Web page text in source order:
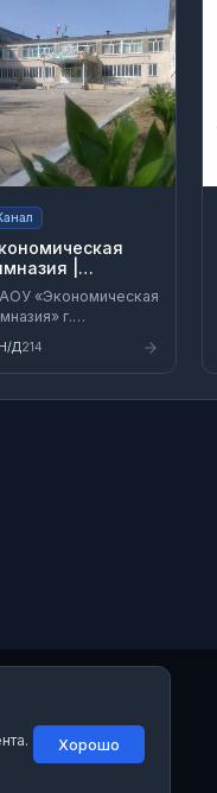
|
«Экономическая
г.
🌐Сайт:
gekon-
сети: ВК:
Н/Д214
Хорошо